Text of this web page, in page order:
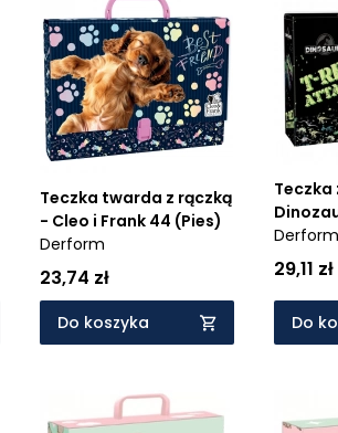
Teczka twarda z rączką
- Cleo i Frank 44 (Pies)
Derform
23,74 zł
Do koszyka
Teczka
Derform
29,11 zł
Do